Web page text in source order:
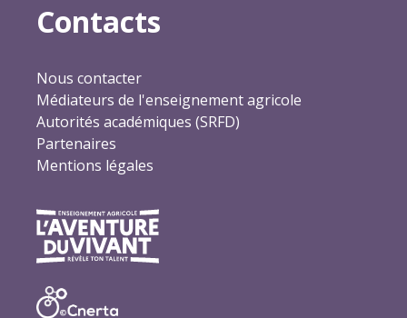
Contacts
Nous contacter
Médiateurs de l'enseignement agricole
Autorités académiques (SRFD)
Partenaires
Mentions légales